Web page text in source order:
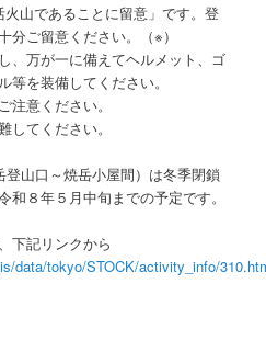
山であることに留意」です。登
分ご留意ください。（※）
、万が一に備えてヘルメット、ゴ
等を装備してください。
注意ください。
してください。
山口～焼岳小屋間）は冬季閉鎖
和８年５月中旬までの予定です。
下記リンクから
data/tokyo/STOCK/activity_info/